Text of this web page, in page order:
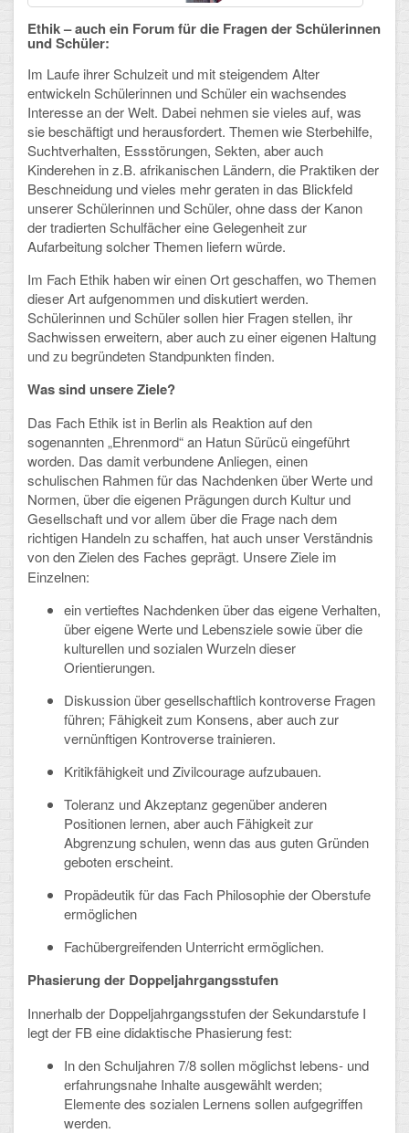
Schulalbum
SCHULLEBEN
Kollegium
Schulleitung
Schülervertretung
Gesamtelternvertretung
Sekretariat
Ganztagsschule
Schulsozialarbeit
Berufsorientierung
Arbeitsgemeinschaften
Klima-Projekt
Elternchor
Förderverein
Ehemalige
Schulzeitung: Der Gottfried
FÄCHER
Deutsch und Fremdsprachen
Ethik, Philosophie und Religion
Gesellschaftswissenschaften
Mathematik, Informatik und Naturwissenschaften
Musische Fächer
Sport
ORGANISATION
Abitur
Freistellung/Entschuldigung
Kurswahl 10. Kl.
Umwahl 11. Kl.
Ethik – auch ein Forum für die Fragen der Schülerinnen
und Schüler:
Im Laufe ihrer Schulzeit und mit steigendem Alter
entwickeln Schülerinnen und Schüler ein wachsendes
Interesse an der Welt. Dabei nehmen sie vieles auf, was
sie beschäftigt und herausfordert. Themen wie Sterbehilfe,
Suchtverhalten, Essstörungen, Sekten, aber auch
Kinderehen in z.B. afrikanischen Ländern, die Praktiken der
Beschneidung und vieles mehr geraten in das Blickfeld
unserer Schülerinnen und Schüler, ohne dass der Kanon
der tradierten Schulfächer eine Gelegenheit zur
Aufarbeitung solcher Themen liefern würde.
Im Fach Ethik haben wir einen Ort geschaffen, wo Themen
dieser Art aufgenommen und diskutiert werden.
Schülerinnen und Schüler sollen hier Fragen stellen, ihr
Sachwissen erweitern, aber auch zu einer eigenen Haltung
und zu begründeten Standpunkten finden.
Was sind unsere Ziele?
Das Fach Ethik ist in Berlin als Reaktion auf den
sogenannten „Ehrenmord“ an Hatun Sürücü eingeführt
worden. Das damit verbundene Anliegen, einen
schulischen Rahmen für das Nachdenken über Werte und
Normen, über die eigenen Prägungen durch Kultur und
Gesellschaft und vor allem über die Frage nach dem
richtigen Handeln zu schaffen, hat auch unser Verständnis
von den Zielen des Faches geprägt. Unsere Ziele im
Einzelnen:
ein vertieftes Nachdenken über das eigene Verhalten,
über eigene Werte und Lebensziele sowie über die
kulturellen und sozialen Wurzeln dieser
Orientierungen.
Diskussion über gesellschaftlich kontroverse Fragen
führen; Fähigkeit zum Konsens, aber auch zur
vernünftigen Kontroverse trainieren.
Kritikfähigkeit und Zivilcourage aufzubauen.
Toleranz und Akzeptanz gegenüber anderen
Positionen lernen, aber auch Fähigkeit zur
Abgrenzung schulen, wenn das aus guten Gründen
geboten erscheint.
Propädeutik für das Fach Philosophie der Oberstufe
ermöglichen
Fachübergreifenden Unterricht ermöglichen.
Phasierung der Doppeljahrgangsstufen
Innerhalb der Doppeljahrgangsstufen der Sekundarstufe I
legt der FB eine didaktische Phasierung fest:
In den Schuljahren 7/8 sollen möglichst lebens- und
erfahrungsnahe Inhalte ausgewählt werden;
Elemente des sozialen Lernens sollen aufgegriffen
werden.